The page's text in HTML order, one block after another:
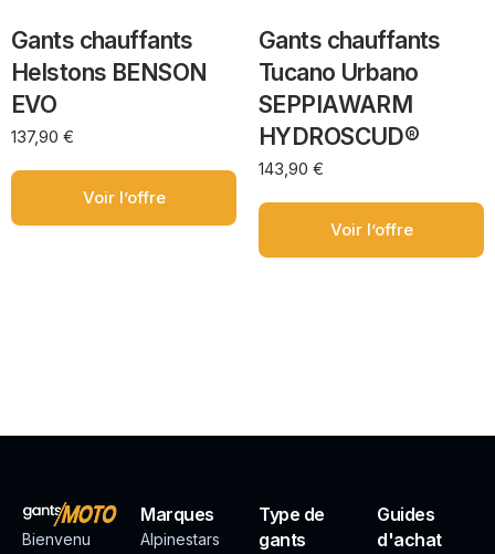
Gants chauffants
Helstons BENSON
EVO
137,90 €
Voir l’offre
Gants chauffants
Tucano Urbano
SEPPIAWARM
HYDROSCUD®
143,90 €
Voir l’offre
Bienvenu
Marques
Alpinestars
Type de
gants
Guides
d'achat